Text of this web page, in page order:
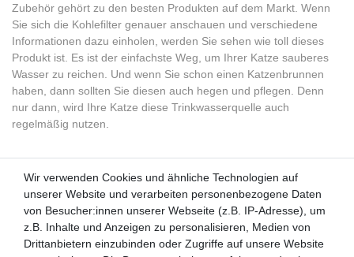
Zubehör gehört zu den besten Produkten auf dem Markt. Wenn
Sie sich die Kohlefilter genauer anschauen und verschiedene
Informationen dazu einholen, werden Sie sehen wie toll dieses
Produkt ist. Es ist der einfachste Weg, um Ihrer Katze sauberes
Wasser zu reichen. Und wenn Sie schon einen Katzenbrunnen
haben, dann sollten Sie diesen auch hegen und pflegen. Denn
nur dann, wird Ihre Katze diese Trinkwasserquelle auch
regelmäßig nutzen.
Kunden-Anfragen: info@zooheld.de
Wir verwenden Cookies und ähnliche Technologien auf
unserer Website und verarbeiten personenbezogene Daten
von Besucher:innen unserer Webseite (z.B. IP-Adresse), um
z.B. Inhalte und Anzeigen zu personalisieren, Medien von
Drittanbietern einzubinden oder Zugriffe auf unsere Website
Wir verwenden Cookies und ähnliche Technologien auf
unserer Website und verarbeiten personenbezogene Daten
von Besucher:innen unserer Webseite (z.B. IP-Adresse), um
z.B. Inhalte und Anzeigen zu personalisieren, Medien von
Drittanbietern einzubinden oder Zugriffe auf unsere Website